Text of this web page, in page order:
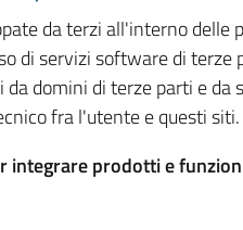
da terzi all'interno
di servizi software di
domini di terze parti e
fra l'utente e questi siti.
integrare prodotti e